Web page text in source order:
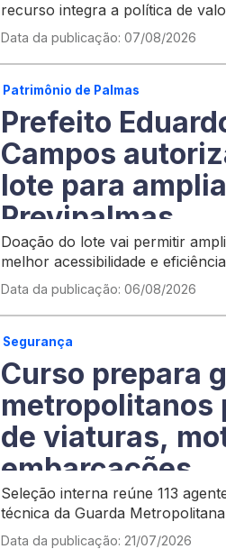
recurso integra a política de
Data da publicação: 07/08/2026
Patrimônio de Palmas
Prefeito
Campos
lote para
Previpalmas
Doação do lote vai permitir
melhor acessibilidade e
ativos, aposentados e
Data da publicação: 06/08/2026
Segurança
Curso prepara
metropolitanos
de viaturas,
embarcações
Seleção interna reúne 113
técnica da Guarda
terrestres e aquáticas
Data da publicação: 21/07/2026